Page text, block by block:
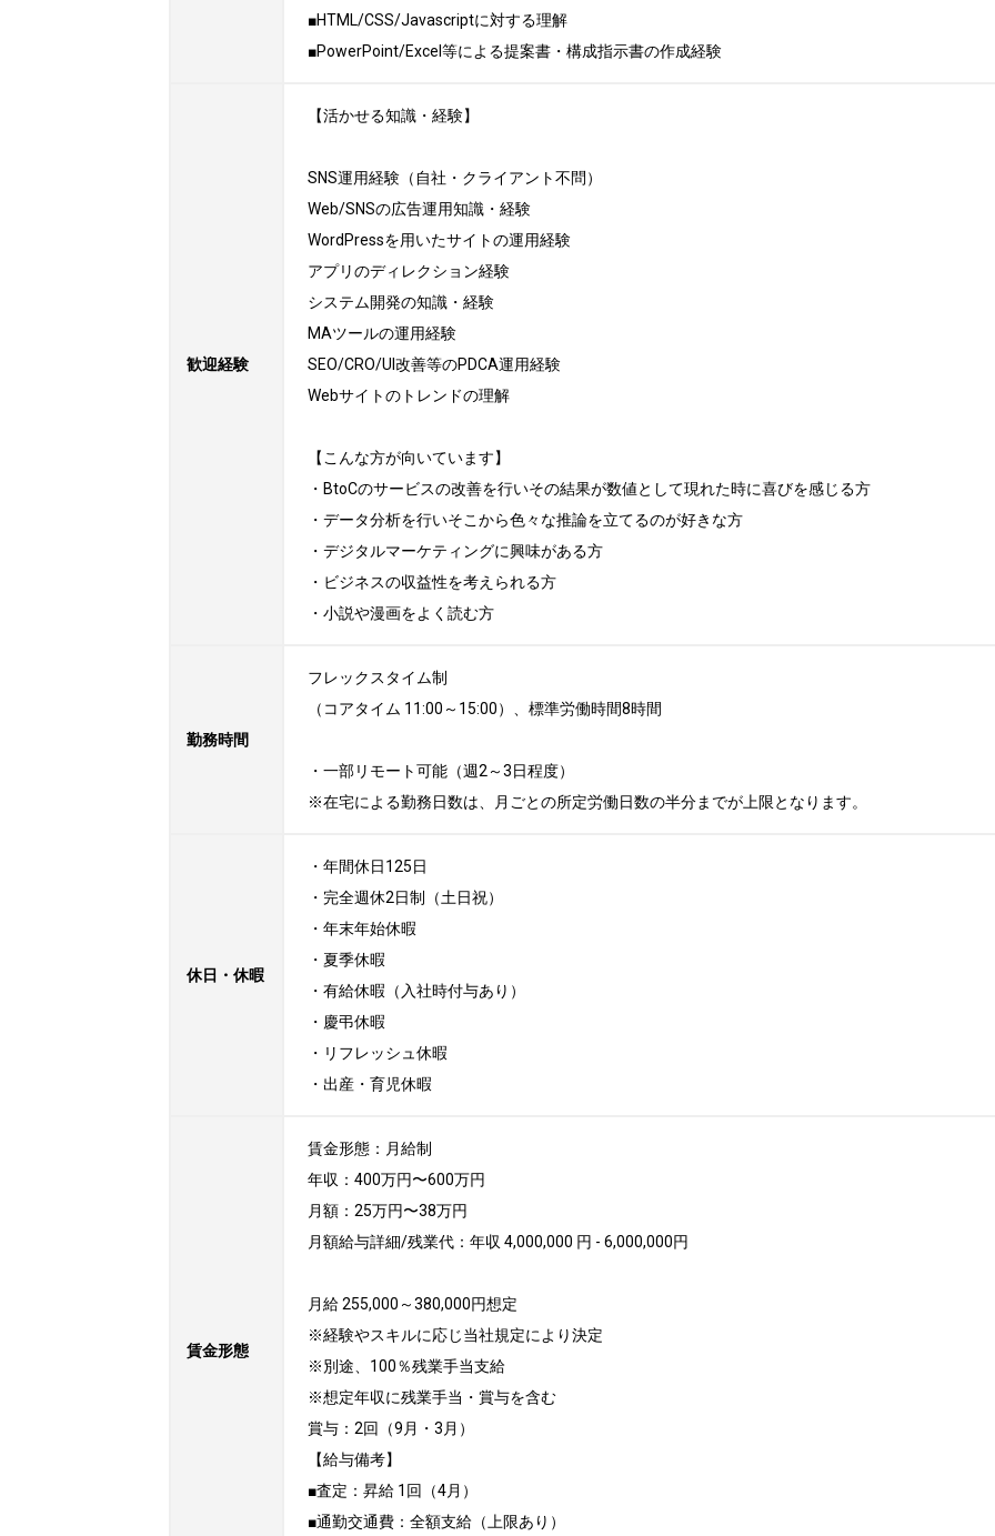
■HTML/CSS/Javascriptに対する理解
■PowerPoint/Excel等による提案書・構成指示書の作成経験
歓迎経験
【活かせる知識・経験】
SNS運用経験（自社・クライアント不問）
Web/SNSの広告運用知識・経験
WordPressを用いたサイトの運用経験
アプリのディレクション経験
システム開発の知識・経験
MAツールの運用経験
SEO/CRO/UI改善等のPDCA運用経験
Webサイトのトレンドの理解
【こんな方が向いています】
・BtoCのサービスの改善を行いその結果が数値として現れた時に喜びを感じる方
・データ分析を行いそこから色々な推論を立てるのが好きな方
・デジタルマーケティングに興味がある方
・ビジネスの収益性を考えられる方
・小説や漫画をよく読む方
勤務時間
フレックスタイム制
（コアタイム 11:00～15:00）、標準労働時間8時間
・一部リモート可能（週2～3日程度）
※在宅による勤務日数は、月ごとの所定労働日数の半分までが上限となります。
休日・休暇
・年間休日125日
・完全週休2日制（土日祝）
・年末年始休暇
・夏季休暇
・有給休暇（入社時付与あり）
・慶弔休暇
・リフレッシュ休暇
・出産・育児休暇
賃金形態
賃金形態：月給制
年収：400万円〜600万円
月額：25万円〜38万円
月額給与詳細/残業代：年収 4,000,000 円 - 6,000,000円
月給 255,000～380,000円想定
※経験やスキルに応じ当社規定により決定
※別途、100％残業手当支給
※想定年収に残業手当・賞与を含む
賞与：2回（9月・3月）
【給与備考】
■査定：昇給 1回（4月）
■通勤交通費：全額支給（上限あり）